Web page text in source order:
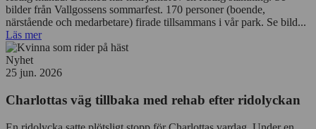
bilder från Vallgossens sommarfest. 170 personer (boende,
närstående och medarbetare) firade tillsammans i vår park. Se bild...
Läs mer
Nyhet
25 jun. 2026
Charlottas väg tillbaka med rehab efter ridolyckan